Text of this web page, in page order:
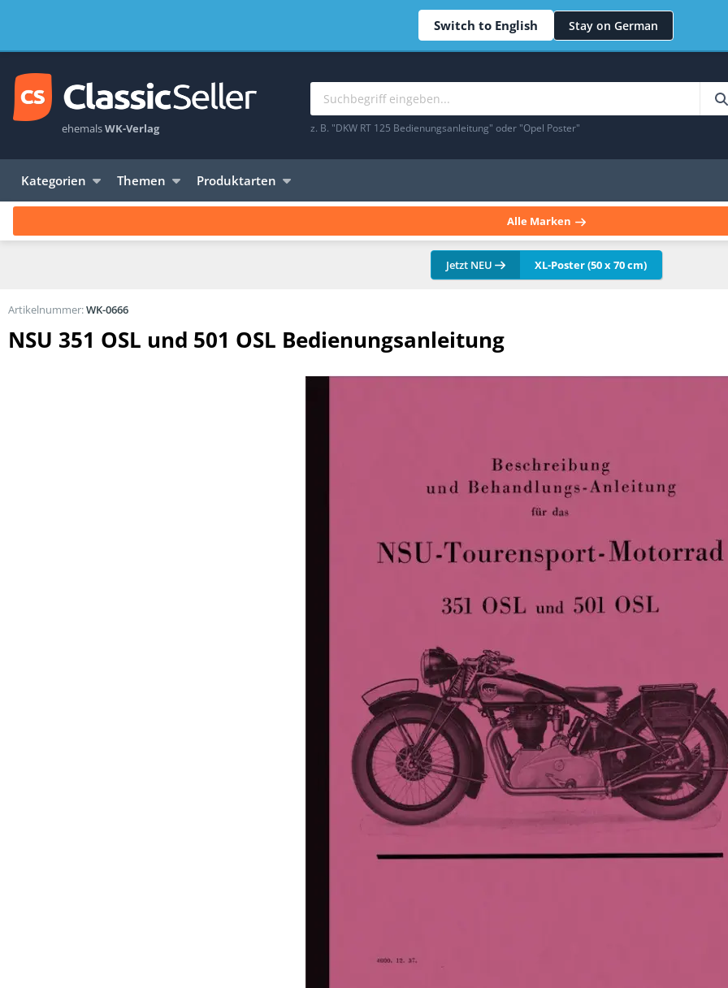
Switch to English Stay on German
ehemalsWK-Verlag z. B. "DKW RT 125 Bedienungsanleitung" oder "Opel Poster"
Kategorien Themen Produktarten
Alle Marken
Jetzt NEU XL-Poster (50 x 70 cm)
NSU 351 OSL und 501 OSL Bedienungsanleitung
Artikelnummer:WK-0666